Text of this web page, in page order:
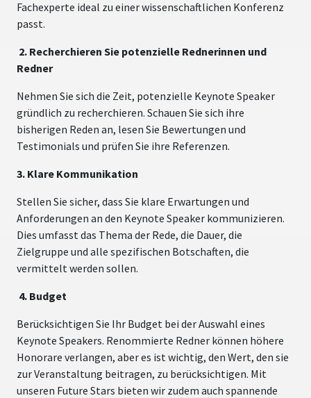
Fachexperte ideal zu einer wissenschaftlichen Konferenz
passt.
2. Recherchieren Sie potenzielle Rednerinnen und
Redner
Nehmen Sie sich die Zeit, potenzielle Keynote Speaker
gründlich zu recherchieren. Schauen Sie sich ihre
bisherigen Reden an, lesen Sie Bewertungen und
Testimonials und prüfen Sie ihre Referenzen.
3. Klare Kommunikation
Stellen Sie sicher, dass Sie klare Erwartungen und
Anforderungen an den Keynote Speaker kommunizieren.
Dies umfasst das Thema der Rede, die Dauer, die
Zielgruppe und alle spezifischen Botschaften, die
vermittelt werden sollen.
4. Budget
Berücksichtigen Sie Ihr Budget bei der Auswahl eines
Keynote Speakers. Renommierte Redner können höhere
Honorare verlangen, aber es ist wichtig, den Wert, den sie
zur Veranstaltung beitragen, zu berücksichtigen. Mit
unseren Future Stars bieten wir zudem auch spannende